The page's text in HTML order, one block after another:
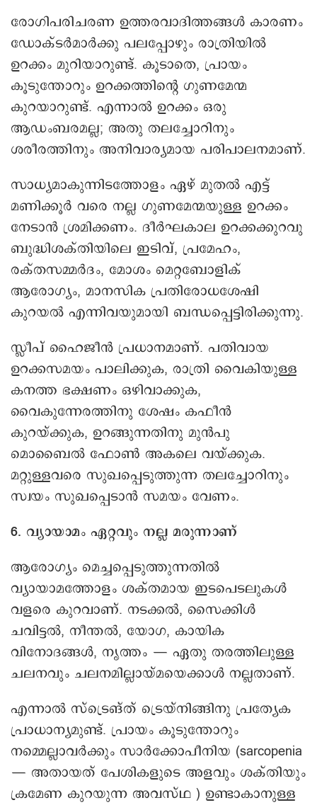
രോഗിപരിചരണ ഉത്തരവാദിത്തങ്ങൾ കാരണം
ഡോക്ടർമാർക്കു പലപ്പോഴും രാത്രിയിൽ
ഉറക്കം മുറിയാറുണ്ട്. കൂടാതെ, പ്രായം
കൂടുന്തോറും ഉറക്കത്തിന്റെ ഗുണമേന്മ
കുറയാറുണ്ട്. എന്നാൽ ഉറക്കം ഒരു
ആഡംബരമല്ല; അതു തലച്ചോറിനും
ശരീരത്തിനും അനിവാര്യമായ പരിപാലനമാണ്.
സാധ്യമാകുന്നിടത്തോളം ഏഴ് മുതൽ എട്ട്
മണിക്കൂർ വരെ നല്ല ഗുണമേന്മയുള്ള ഉറക്കം
നേടാൻ ശ്രമിക്കണം. ദീർഘകാല ഉറക്കക്കുറവു
ബുദ്ധിശക്തിയിലെ ഇടിവ്, പ്രമേഹം,
രക്തസമ്മർദം, മോശം മെറ്റബോളിക്
ആരോഗ്യം, മാനസിക പ്രതിരോധശേഷി
കുറയൽ എന്നിവയുമായി ബന്ധപ്പെട്ടിരിക്കുന്നു.
സ്ലീപ് ഹൈജീൻ പ്രധാനമാണ്. പതിവായ
ഉറക്കസമയം പാലിക്കുക, രാത്രി വൈകിയുള്ള
കനത്ത ഭക്ഷണം ഒഴിവാക്കുക,
വൈകുന്നേരത്തിനു ശേഷം കഫീൻ
കുറയ്ക്കുക, ഉറങ്ങുന്നതിനു മുൻപു
മൊബൈൽ ഫോൺ അകലെ വയ്ക്കുക.
മറ്റുള്ളവരെ സുഖപ്പെടുത്തുന്ന തലച്ചോറിനും
സ്വയം സുഖപ്പെടാൻ സമയം വേണം.
6. വ്യായാമം ഏറ്റവും നല്ല മരുന്നാണ്
ആരോഗ്യം മെച്ചപ്പെടുത്തുന്നതിൽ
വ്യായാമത്തോളം ശക്തമായ ഇടപെടലുകൾ
വളരെ കുറവാണ്. നടക്കൽ, സൈക്കിൾ
ചവിട്ടൽ, നീന്തൽ, യോഗ, കായിക
വിനോദങ്ങൾ, നൃത്തം — ഏതു തരത്തിലുള്ള
ചലനവും ചലനമില്ലായ്മയെക്കാൾ നല്ലതാണ്.
എന്നാൽ സ്ട്രെങ്ത് ട്രെയ്നിങ്ങിനു പ്രത്യേക
പ്രാധാന്യമുണ്ട്. പ്രായം കൂടുന്തോറും
നമ്മെല്ലാവർക്കും സാർക്കോപീനിയ (sarcopenia
— അതായത് പേശികളുടെ അളവും ശക്തിയും
ക്രമേണ കുറയുന്ന അവസ്ഥ ) ഉണ്ടാകാനുള്ള